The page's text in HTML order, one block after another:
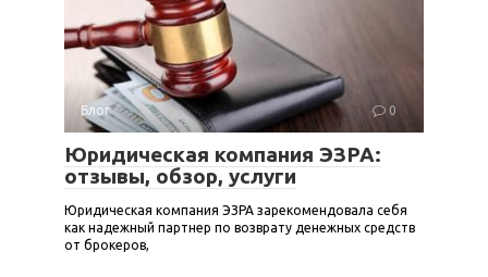
Блог 0
Юридическая компания ЭЗРА:
отзывы, обзор, услуги
Юридическая компания ЭЗРА зарекомендовала себя
как надежный партнер по возврату денежных средств
от брокеров,